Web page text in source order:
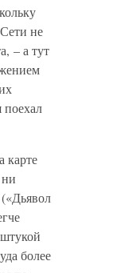
не
– а тут
поехал
карте
более